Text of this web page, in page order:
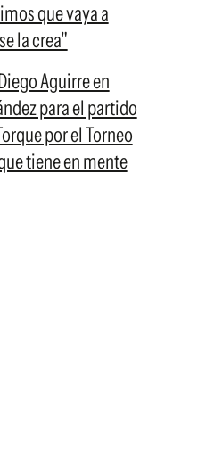
que vaya a
la crea"
Aguirre en
para el partido
por el Torneo
tiene en mente